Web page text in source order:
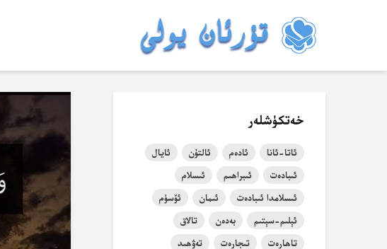
خەتكۈشلەر
ئاتا-ئانا ئادەم ئالتۇن
ئايال
ئىبادەت
ئىبراھىم
ئىسلام
ئىسلامدا ئىبادەت
ئىمان
ئۆسۈم
ئېلىم-سېتىم
بەدەن
تالاق
تاھارەت
تىجارەت
تەۋھىد